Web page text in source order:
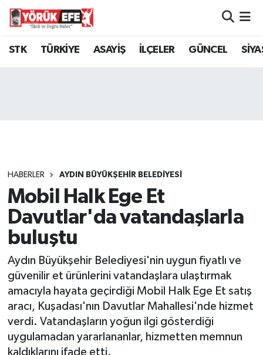
STK TÜRKİYE ASAYİŞ İLÇELER GÜNCEL
HABERLER AYDIN BÜYÜKŞEHİR BELEDİYESİ
Mobil Halk Ege Et
Davutlar'da vatandaşlarla
buluştu
Aydın Büyükşehir Belediyesi'nin uygun fiyatlı ve
güvenilir et ürünlerini vatandaşlara ulaştırmak
amacıyla hayata geçirdiği Mobil Halk Ege Et satış
aracı, Kuşadası'nın Davutlar Mahallesi'nde hizmet
verdi. Vatandaşların yoğun ilgi gösterdiği
uygulamadan yararlananlar, hizmetten memnun
kaldıklarını ifade etti.
Aydın Nöbetçi Eczaneler
Tüm Manşetler
Son Dakika Haberleri
Haber Arşivi